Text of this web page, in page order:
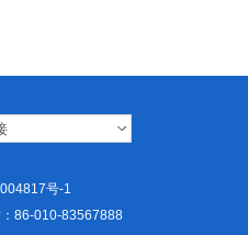
号-1
86-010-83567888